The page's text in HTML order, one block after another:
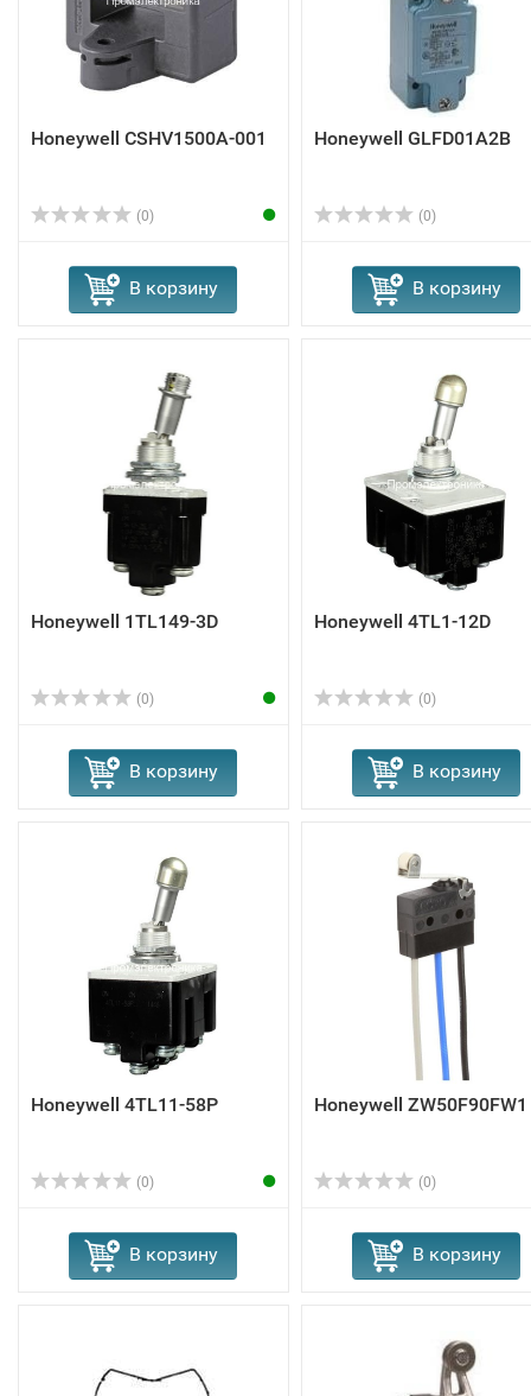
Honeywell CSHV1500A-001
(0)
В корзину
Honeywell GLFD01A2B
(0)
В корзину
Honeywell 1TL149-3D
(0)
В корзину
Honeywell 4TL1-12D
(0)
В корзину
Honeywell 4TL11-58P
(0)
В корзину
Honeywell ZW50F90FW1
(0)
В корзину